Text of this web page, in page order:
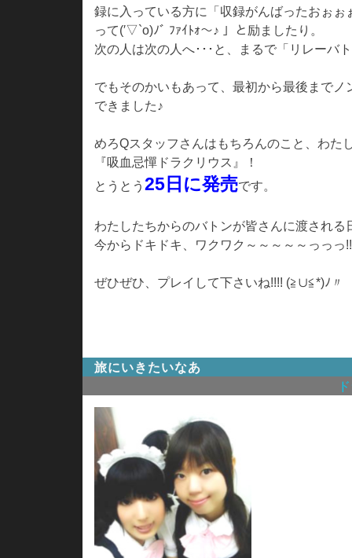
録に入っている方に「収録がんばったおぉぉ
って(′▽`o)ﾉﾞ ﾌｧｲﾄｫ～♪ 」と励ましたり。
次の人は次の人へ･･･と、まるで「リレーバ
でもそのかいもあって、最初から最後までノ
できました♪
めろQスタッフさんはもちろんのこと、わた
『吸血忌憚ドラクリウス』！
とうとう 25日に発売です。
わたしたちからのバトンが皆さんに渡される
今からドキドキ、ワクワク～～～～～っっっ
ぜひぜひ、プレイして下さいね!!!! (≧∪≦*)ﾉ〃
旅にいきたいなあ